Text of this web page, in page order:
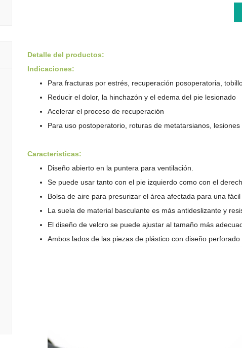
Detalle del productos:
Indicaciones:
Para fracturas por estrés, recuperación posoperatoria,
Reducir el dolor, la hinchazón y el edema del pie lesionado
Acelerar el proceso de recuperación
Para uso postoperatorio, roturas de metatarsianos,
Características:
Diseño abierto en la puntera para ventilación.
Se puede usar tanto con el pie izquierdo como con el
Bolsa de aire para presurizar el área afectada para una
La suela de material basculante es más antideslizante y
El diseño de velcro se puede ajustar al tamaño más
Ambos lados de las piezas de plástico con diseño